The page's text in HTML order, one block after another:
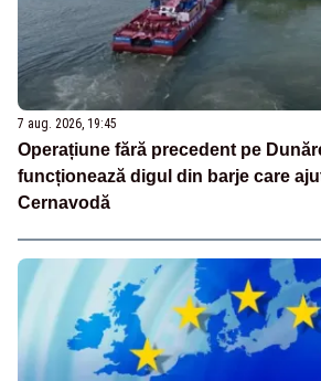
7 aug. 2026, 19:45
Operațiune fără precedent pe
funcționează digul din barje care
Cernavodă